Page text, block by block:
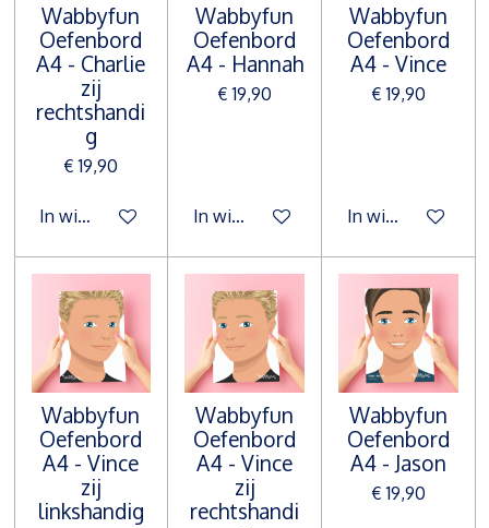
Wabbyfun
Oefenbord
A4 - Charlie
zij
rechtshandi
g
€ 19,90
In winkelwagen
Wabbyfun
Oefenbord
A4 - Hannah
€ 19,90
In winkelwagen
Wabbyfun
Oefenbord
A4 - Vince
€ 19,90
In winkelwagen
Wabbyfun
Oefenbord
A4 - Vince
zij
linkshandig
Wabbyfun
Oefenbord
A4 - Vince
zij
rechtshandi
Wabbyfun
Oefenbord
A4 - Jason
€ 19,90